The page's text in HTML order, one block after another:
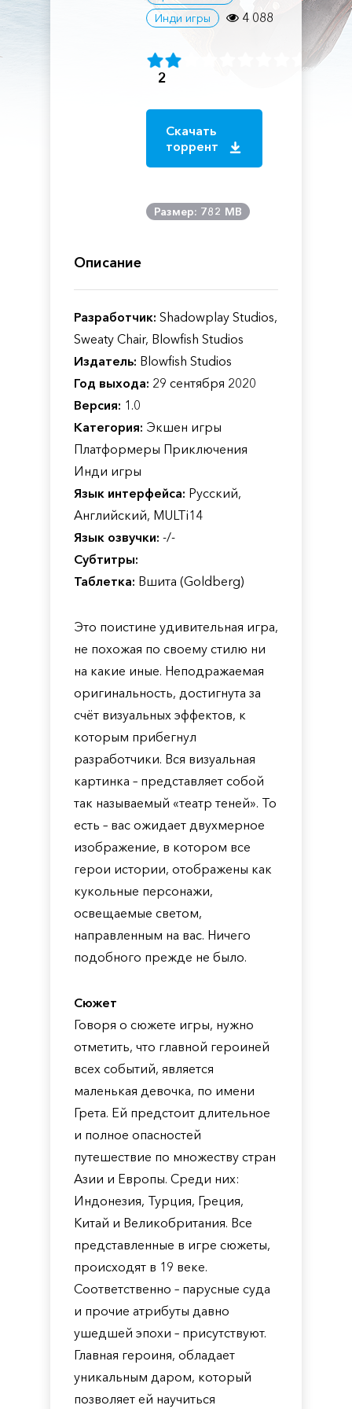
Инди игры
4 088
2
Скачать
торрент
Размер: 782 MB
Описание
Разработчик: Shadowplay Studios,
Sweaty Chair, Blowfish Studios
Издатель: Blowfish Studios
Год выхода: 29 сентября 2020
Версия: 1.0
Категория: Экшен игры
Платформеры Приключения
Инди игры
Язык интерфейса: Русский,
Английский, MULTi14
Язык озвучки: -/-
Субтитры:
Таблетка: Вшита (Goldberg)
Это поистине удивительная игра,
не похожая по своему стилю ни
на какие иные. Неподражаемая
оригинальность, достигнута за
счёт визуальных эффектов, к
которым прибегнул
разработчики. Вся визуальная
картинка – представляет собой
так называемый «театр теней». То
есть – вас ожидает двухмерное
изображение, в котором все
герои истории, отображены как
кукольные персонажи,
освещаемые светом,
направленным на вас. Ничего
подобного прежде не было.
Сюжет
Говоря о сюжете игры, нужно
отметить, что главной героиней
всех событий, является
маленькая девочка, по имени
Грета. Ей предстоит длительное
и полное опасностей
путешествие по множеству стран
Азии и Европы. Среди них:
Индонезия, Турция, Греция,
Китай и Великобритания. Все
представленные в игре сюжеты,
происходят в 19 веке.
Соответственно – парусные суда
и прочие атрибуты давно
ушедшей эпохи – присутствуют.
Главная героиня, обладает
уникальным даром, который
позволяет ей научиться